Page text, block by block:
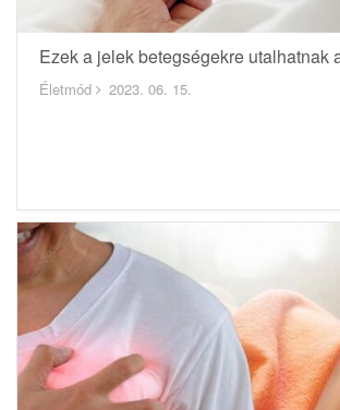
Ezek a jelek betegségekre utalhatnak
Életmód 2023. 06. 15.